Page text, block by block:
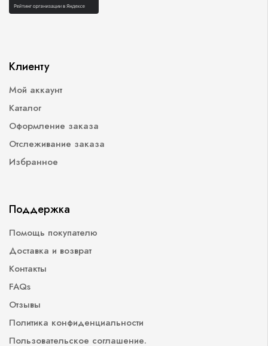
Клиенту
Мой аккаунт
Каталог
Оформление заказа
Отслеживание заказа
Избранное
Поддержка
Помощь покупателю
Доставка и возврат
Контакты
FAQs
Отзывы
Политика конфиденциальности
Пользовательское соглашение.